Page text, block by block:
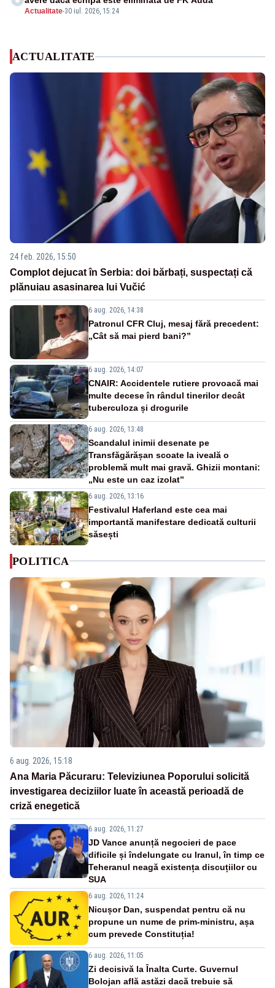
Actualitate-30 iul. 2026, 15:24
ACTUALITATE
24 feb. 2026, 15:50
Complot dejucat în Serbia: doi bărbați, suspectați că
plănuiau asasinarea lui Vučić
6 aug. 2026, 14:38
Patronul CFR Cluj, mesaj fără precedent:
„Cât să mai pierd bani?”
6 aug. 2026, 14:07
CNAIR: Accidentele rutiere provoacă mai
multe decese în rândul tinerilor decât
tuberculoza și drogurile
6 aug. 2026, 13:48
Scandalul inimii desenate pe
Transfăgărășan scoate la iveală o
problemă mult mai gravă. Ghizii montani:
„Nu este un caz izolat”
6 aug. 2026, 13:16
Festivalul Haferland este cea mai
importantă manifestare dedicată culturii
săsești
POLITICA
6 aug. 2026, 15:18
Ana Maria Păcuraru: Televiziunea Poporului solicită
investigarea deciziilor luate în această perioadă de
criză enegetică
6 aug. 2026, 11:27
JD Vance anunță negocieri de pace
dificile și îndelungate cu Iranul, în timp ce
Teheranul neagă existența discuțiilor cu
SUA
6 aug. 2026, 11:24
Nicușor Dan, suspendat pentru că nu
propune un nume de prim-ministru, așa
cum prevede Constituția!
6 aug. 2026, 11:05
Zi decisivă la Înalta Curte. Guvernul
Bolojan află astăzi dacă trebuie să